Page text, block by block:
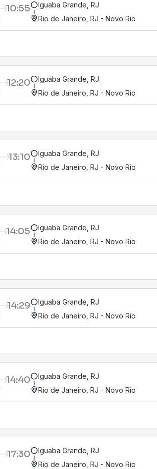
10:55
Iguaba Grande, RJ
Rio de Janeiro, RJ - Novo Rio
12:20
Iguaba Grande, RJ
Rio de Janeiro, RJ - Novo Rio
13:10
Iguaba Grande, RJ
Rio de Janeiro, RJ - Novo Rio
14:05
Iguaba Grande, RJ
Rio de Janeiro, RJ - Novo Rio
14:29
Iguaba Grande, RJ
Rio de Janeiro, RJ - Novo Rio
14:40
Iguaba Grande, RJ
Rio de Janeiro, RJ - Novo Rio
17:30
Iguaba Grande, RJ
Rio de Janeiro, RJ - Novo Rio